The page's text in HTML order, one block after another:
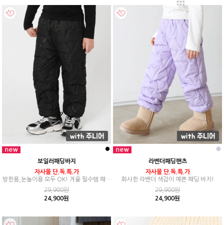
보일러패딩바지
자사몰 단.독.특.가
방한용,눈놀이용 모두 OK! 겨울 필수템 패딩
바지!
29,900원
24,900원
라벤더패딩팬츠
자사몰 단.독.특.가
화사한 라벤더 색감이 예쁜 패딩 바지!
29,900원
24,900원